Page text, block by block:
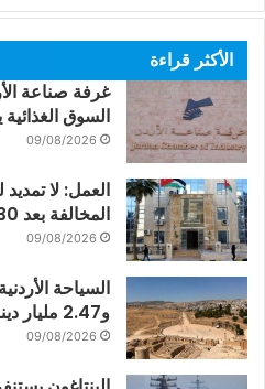
الأكثر قراءة
السوق الغذائية
09/08/2026
العمل: لا
المخالفة بعد 30 أيلول
09/08/2026
و2.47 مليار دينار دخل سياحي
09/08/2026